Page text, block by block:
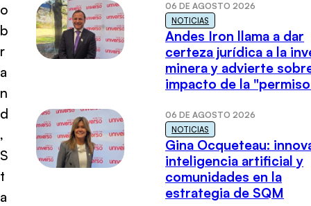
o
b
r
a
n
d
,
S
t
a
06 DE AGOSTO 2026
NOTICIAS
Andes Iron llama a dar
certeza jurídica a la
minera y advierte
impacto de la
06 DE AGOSTO 2026
NOTICIAS
Gina Ocqueteau:
inteligencia artificial y
comunidades en la
estrategia de SQM